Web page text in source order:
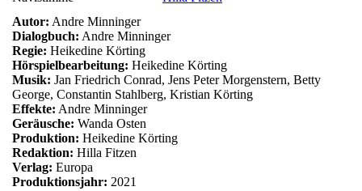
Autor: Andre Minninger
Dialogbuch: Andre Minninger
Regie: Heikedine Körting
Hörspielbearbeitung: Heikedine Körting
Musik: Jan Friedrich Conrad, Jens Peter Morgenstern, Betty
George, Constantin Stahlberg, Kristian Körting
Effekte: Andre Minninger
Geräusche: Wanda Osten
Produktion: Heikedine Körting
Redaktion: Hilla Fitzen
Verlag: Europa
Produktionsjahr: 2021